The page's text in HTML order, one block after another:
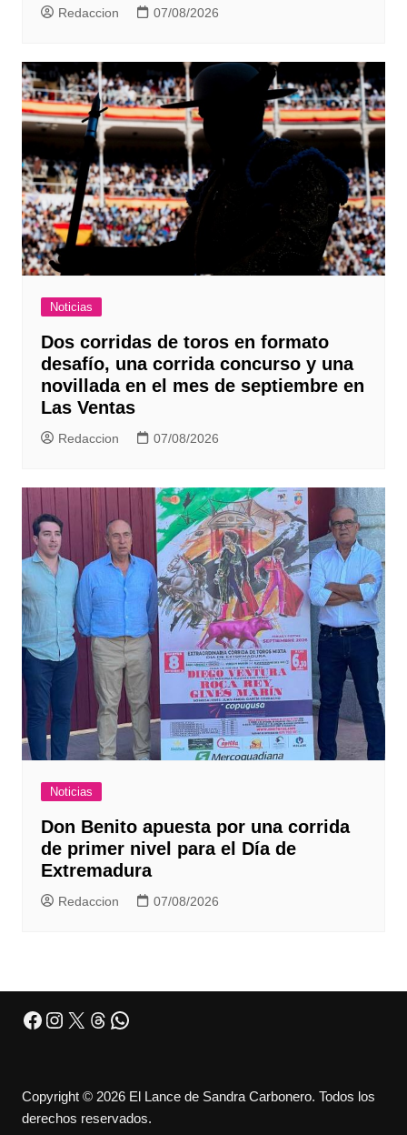
Redaccion 07/08/2026
Noticias
Dos corridas de toros en formato
desafío, una corrida concurso y una
novillada en el mes de septiembre en
Las Ventas
Redaccion 07/08/2026
Noticias
Don Benito apuesta por una corrida
de primer nivel para el Día de
Extremadura
Redaccion 07/08/2026
Facebook Instagram X Threads WhatsApp
Copyright © 2026 El Lance de Sandra Carbonero. Todos los
derechos reservados.